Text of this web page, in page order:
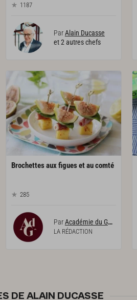
1187
ParAlain Ducasse
et 2 autres chefs
Brochettesauxfiguesetaucomté
285
ParAcadémie du Goût
LA RÉDACTION
DE ALAIN DUCASSE